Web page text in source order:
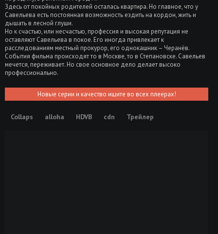
Здесь от покойных родителей осталась квартира. Но главное, что у
Савельева есть постоянная возможность ездить на кордон, жить и
дышать в лесной глуши.
Но к счастью, или несчастью, профессия и высокая репутация не
оставляют Савельева в покое. Его иногда привлекает к
расследованиям местный прокурор, его однокашник – Черанёв.
События фильма происходят то в Москве, то в Степановске. Савельев
мечется, переживает. Но свое основное дело делает высоко
профессионально.
Новые серии и качество ищите во всех плеерах!
Collaps alloha HDVB cdn Трейлер